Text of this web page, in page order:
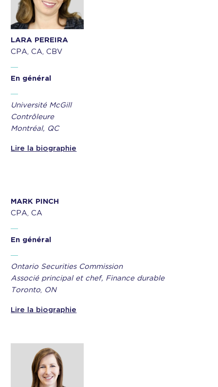
LARA PEREIRA
CPA, CA, CBV
En général
Université McGill
Contrôleure
Montréal, QC
Lire la biographie
MARK PINCH
CPA, CA
En général
Ontario Securities Commission
Associé principal et chef, Finance durable
Toronto, ON
Lire la biographie